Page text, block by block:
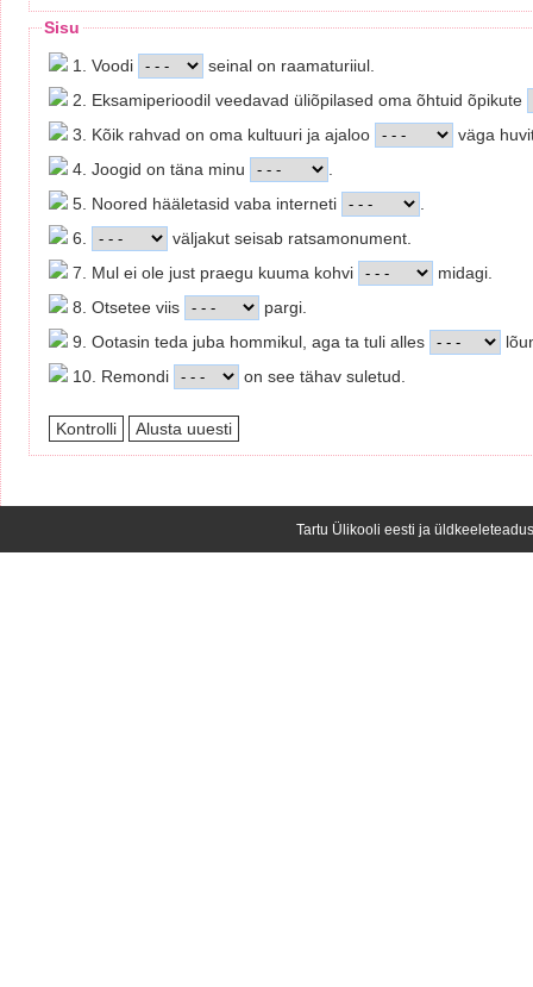
Sisu
1. Voodi
seinal on raamaturiiul.
2. Eksamiperioodil veedavad üliõpilased oma õhtuid õpikute
3. Kõik rahvad on oma kultuuri ja ajaloo
väga
4. Joogid on täna minu
5. Noored hääletasid vaba interneti
6.
väljakut seisab ratsamonument.
7. Mul ei ole just praegu kuuma kohvi
midagi.
8. Otsetee viis
pargi.
9. Ootasin teda juba hommikul, aga ta tuli alles
10. Remondi
on see tähav suletud.
Tartu Ülikooli eesti ja